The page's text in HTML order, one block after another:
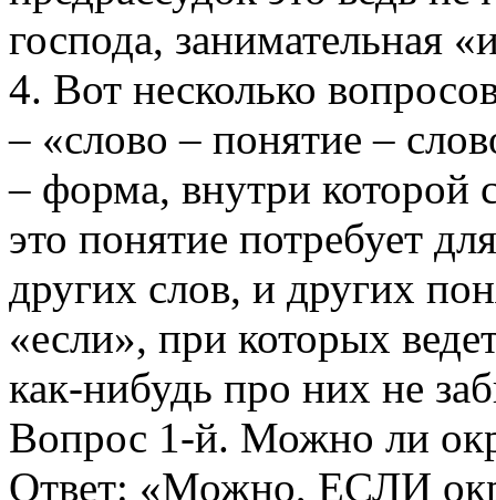
господа, занимательная
4. Вот несколько
– «слово – понятие –
– форма, внутри которой
это понятие потребует
других слов, и других
«если», при которых
как-нибудь про них не
Вопрос 1-й. Можно ли
Ответ: «Можно, ЕСЛИ